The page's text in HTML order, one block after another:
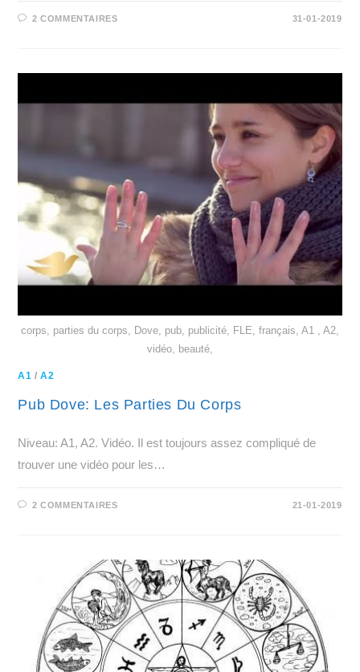
2 COMMENTAIRES 31-01-2019
corps, parties du corps, Dove, pub, publicité, FLE, français, A1 , A2,
vidéo, beauté,
A1 /A2
Pub Dove: Les Parties Du Corps
Niveau: A1, A2. Vidéo. Il est toujours assez compliqué de
trouver une vidéo pour les…
2 COMMENTAIRES 21-01-2019